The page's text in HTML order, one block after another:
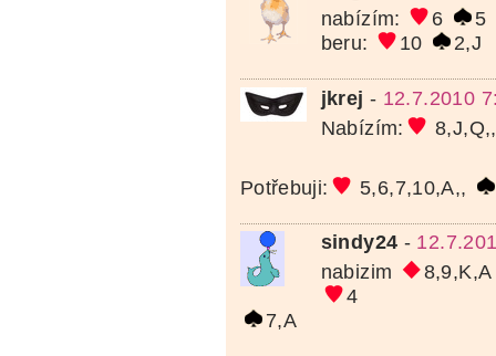
nabízím:
6
5
beru:
10 2,J
jkrej - 12.7.2010
Nabízím:
8,J,Q,,
Potřebuji: 5,6,7,10,A,,
sindy24 -
nabizim
8,9,K,A
4
7,A